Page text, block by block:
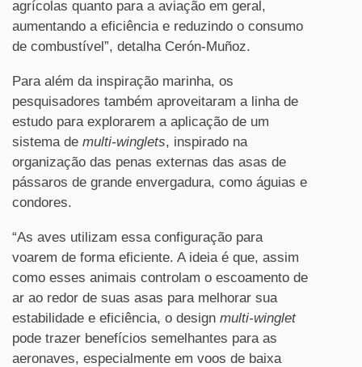
agrícolas quanto para a aviação em geral,
aumentando a eficiência e reduzindo o consumo
de combustível”, detalha Cerón-Muñoz.
Para além da inspiração marinha, os
pesquisadores também aproveitaram a linha de
estudo para explorarem a aplicação de um
sistema de multi-winglets, inspirado na
organização das penas externas das asas de
pássaros de grande envergadura, como águias e
condores.
“As aves utilizam essa configuração para
voarem de forma eficiente. A ideia é que, assim
como esses animais controlam o escoamento de
ar ao redor de suas asas para melhorar sua
estabilidade e eficiência, o design multi-winglet
pode trazer benefícios semelhantes para as
aeronaves, especialmente em voos de baixa